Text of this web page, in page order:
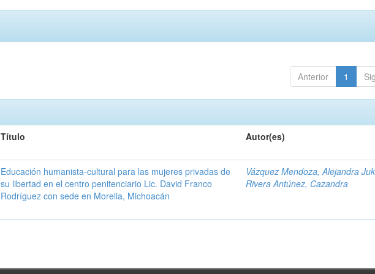
Anterior 1
Título Autor(es)
Educación humanista-cultural para las mujeres privadas de
su libertad en el centro penitenciario Lic. David Franco
Rodríguez con sede en Morelia, Michoacán
Vázquez Mendoza, Alejandra
Rivera Antúnez, Cazandra